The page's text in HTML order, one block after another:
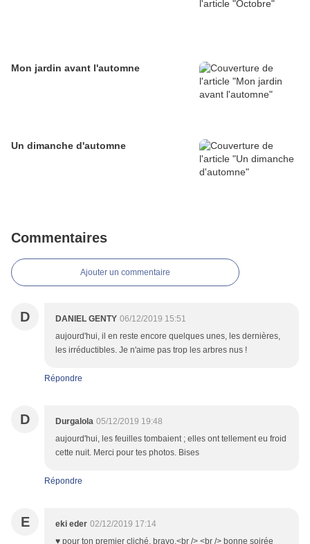
Mon jardin avant l'automne
Un dimanche d'automne
Commentaires
Ajouter un commentaire
D DANIEL GENTY 06/12/2019 15:51
aujourd'hui, il en reste encore quelques unes, les dernières,
les irréductibles. Je n'aime pas trop les arbres nus !
Répondre
D Durgalola 05/12/2019 19:48
aujourd'hui, les feuilles tombaient ; elles ont tellement eu froid
cette nuit. Merci pour tes photos. Bises
Répondre
E eki eder 02/12/2019 17:14
♥ pour ton premier cliché, bravo.<br /> <br /> bonne soirée